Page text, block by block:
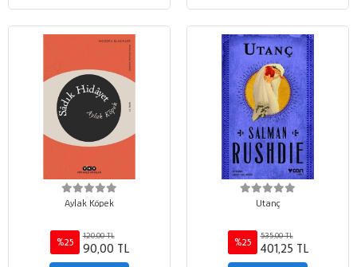
Aylak Köpek
%25
120,00 TL
90,00 TL
Utanç
%25
535,00 TL
401,25 TL